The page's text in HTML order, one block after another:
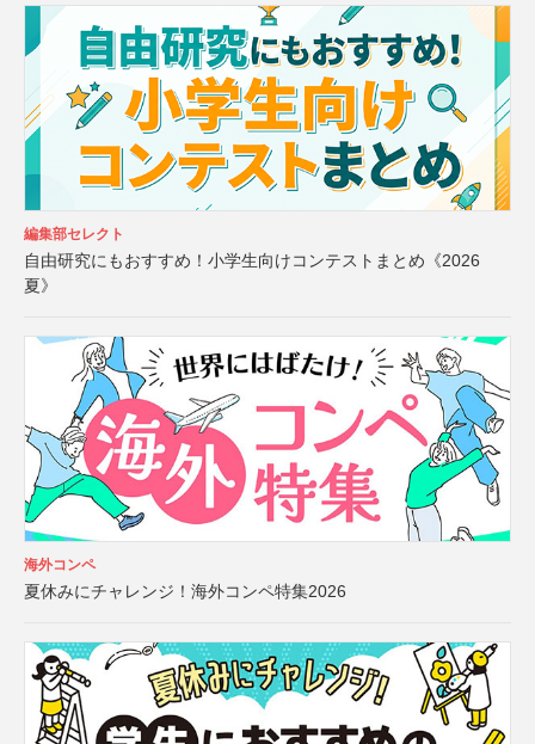
編集部セレクト
自由研究にもおすすめ！小学生向けコンテストまとめ《2026
夏》
海外コンペ
夏休みにチャレンジ！海外コンペ特集2026